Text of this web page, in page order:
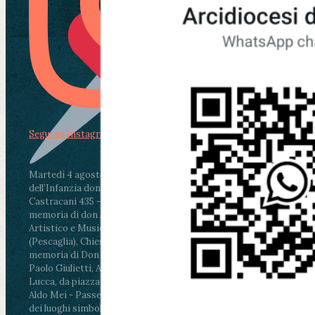
Martedì 4 agosto2026
ore 11:30 - Lucca, Scuola
dell’Infanzia don Aldo Mei - Viale Castruccio
Castracani 435 - Inaugurazione murales in
memoria di don Aldo Mei curato dal Liceo
Artistico e Musicale “Passaglia”
ore 18 - Fiano
(Pescaglia), Chiesa parrocchiale - Messa in
memoria di Don Aldo Mei celebrata da mons.
Paolo Giulietti, Arcivescovo di Lucca
ore 20.30 -
Lucca, da piazza San Michele al Cippo di don
Aldo Mei - Passeggiata della Memoria in alcuni
dei luoghi simbolo della città. Ritrovo alle ore
Segui su Instagram